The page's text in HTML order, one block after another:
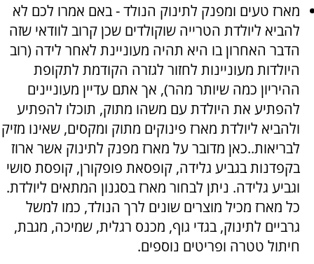
מארז טעים ומפנק לתינוק הנולד - באם אמרו לכם לא
להביא ליולדת הטרייה שוקולדים שכן קרוב לוודאי שזה
הדבר האחרון בו היא תהיה מעוניינת לאחר לידה (רוב
היולדות מעוניינות לחזור לגזרה הקודמת לתקופת
ההיריון כמה שיותר מהר), אך אתם עדיין מעוניינים
להפתיע את היולדת עם משהו מתוק, תוכלו להפתיע
ולהביא ליולדת מארז פינוקים מתוק ומקסים, שאינו מזיק
לבריאות..כאן מדובר על מארז מפנק לתינוק אשר ארוז
בקפדנות בגביע גלידה, קופסאת פופקורן, קופסת סושי
וגביע גלידה. ניתן לבחור מארז בסגנון המתאים ליולדת.
כל מארז מכיל מוצרים שונים לרך הנולד, כמו למשל
גרביים לתינוק, בגדי גוף, מכנס רגלית, שמיכה, מגבת,
חיתול טטרה ופריטים נוספים.